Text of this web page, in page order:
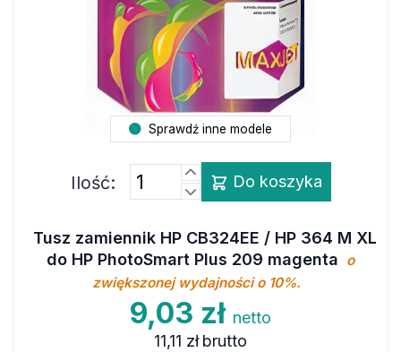
Sprawdź inne modele
Ilość: Do koszyka
Tusz zamiennik HP CB324EE / HP 364 M XL
do HP PhotoSmart Plus 209 magenta o
zwiększonej wydajności o 10%.
9,03 zł netto
11,11 zł brutto